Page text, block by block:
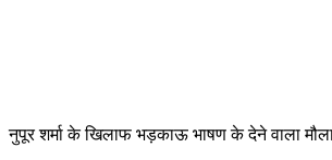
नुपूर शर्मा के खिलाफ भड़काऊ भाषण के देने वाला